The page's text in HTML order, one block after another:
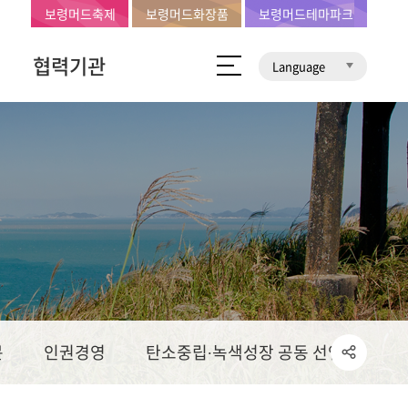
협력기관 Language
보령머드축제 보령머드화장품 보령머드테마파크
인권경영 탄소중립∙녹색성장 공동 선언문